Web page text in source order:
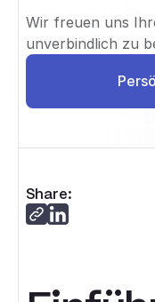
Wir freuen uns
unverbindlich zu
Share: